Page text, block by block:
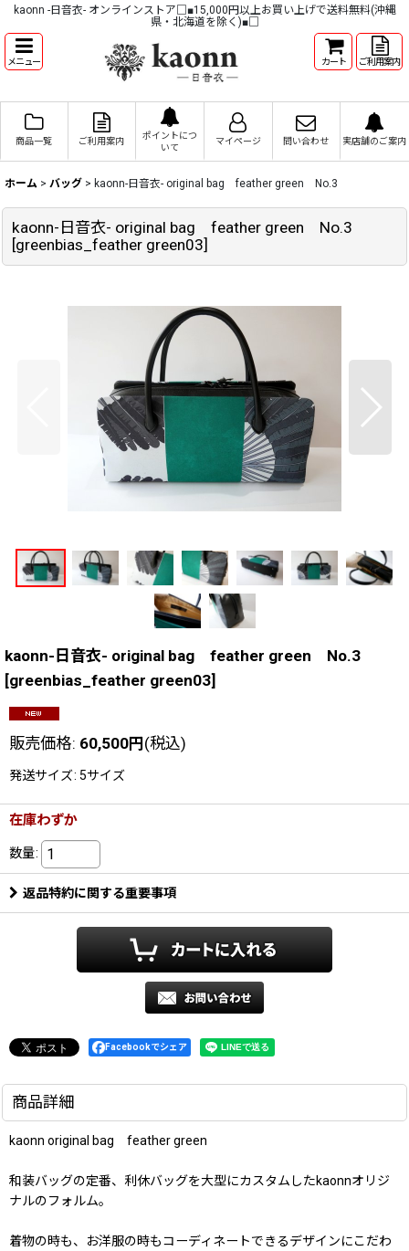
kaonn -日音衣- オンラインストア□■15,000円以上お買い上げで送料無料(沖縄
県・北海道を除く)■□
メニュー カート ご利用案内
商品一覧 ご利用案内
ポイントにつ
いて
マイページ 問い合わせ 実店舗のご案内
ホーム > バッグ > kaonn-日音衣- original bag feather green No.3
kaonn-日音衣- original bag feather green No.3
[greenbias_feather green03]
kaonn-日音衣- original bag feather green No.3
[greenbias_feather green03]
販売価格: 60,500円(税込)
発送サイズ: 5サイズ
在庫わずか
数量:
返品特約に関する重要事項
Facebookでシェア
商品詳細
kaonn original bag feather green
和装バッグの定番、利休バッグを大型にカスタムしたkaonnオリジ
ナルのフォルム。
着物の時も、お洋服の時もコーディネートできるデザインにこだわ